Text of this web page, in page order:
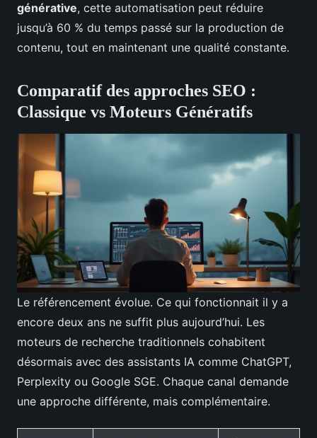
générative, cette automatisation peut réduire
jusqu’à 60 % du temps passé sur la production de
contenu, tout en maintenant une qualité constante.
Comparatif des approches SEO :
Classique vs Moteurs Génératifs
Le référencement évolue. Ce qui fonctionnait il y a
encore deux ans ne suffit plus aujourd’hui. Les
moteurs de recherche traditionnels cohabitent
désormais avec des assistants IA comme ChatGPT,
Perplexity ou Google SGE. Chaque canal demande
une approche différente, mais complémentaire.